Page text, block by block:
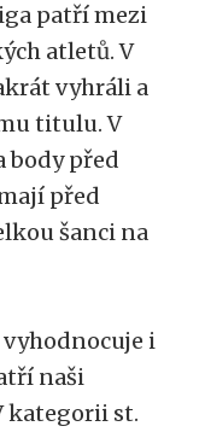
patří mezi
atletů. V
vyhráli a
titulu. V
body před
před
šanci na
vyhodnocuje i
naši
kategorii st.